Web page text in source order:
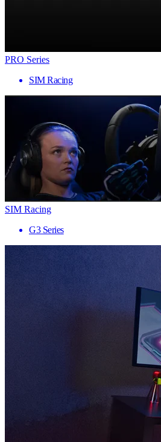
PRO Series
SIM Racing
SIM Racing
G3 Series